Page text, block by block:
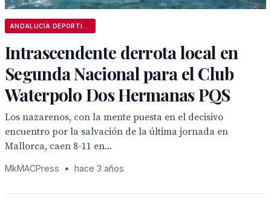
Intrascendente derrota local en
Segunda Nacional para el Club
Waterpolo Dos Hermanas PQS
Los nazarenos, con la mente puesta en el decisivo
encuentro por la salvación de la última jornada en
Mallorca, caen 8-11 en...
MkMACPress • hace 3 años